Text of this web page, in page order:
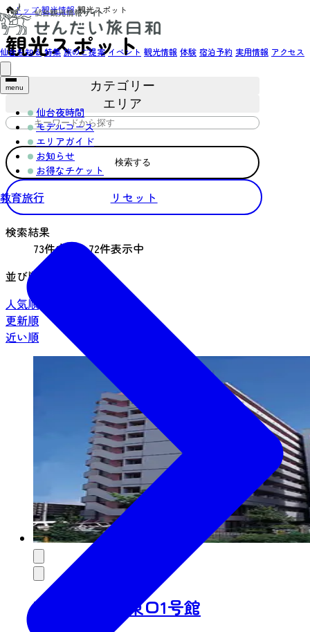
仙台を知る 特集 旅のご提案 イベント 観光情報 体験 宿泊予約 実用情報 アクセス
menu
仙台夜時間
モデルコース
エリアガイド
お知らせ
お得なチケット
教育旅行
トップ›観光情報›観光スポット
観光スポット
カテゴリー
エリア
検索する
リセット
検索結果
73件中55～72件表示中
並び順
人気順
更新順
近い順
東横INN仙台東口1号館